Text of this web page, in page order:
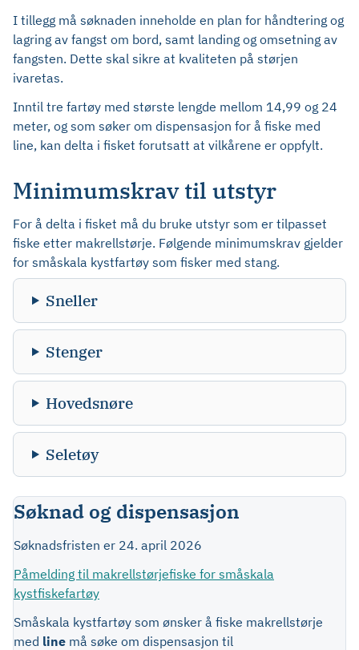
I tillegg må søknaden inneholde en plan for håndtering og
lagring av fangst om bord, samt landing og omsetning av
fangsten. Dette skal sikre at kvaliteten på størjen
ivaretas.
Inntil tre fartøy med største lengde mellom 14,99 og 24
meter, og som søker om dispensasjon for å fiske med
line, kan delta i fisket forutsatt at vilkårene er oppfylt.
Minimumskrav til utstyr
For å delta i fisket må du bruke utstyr som er tilpasset
fiske etter makrellstørje. Følgende minimumskrav gjelder
for småskala kystfartøy som fisker med stang.
Sneller
Stenger
Hovedsnøre
Seletøy
Søknad og dispensasjon
Søknadsfristen er 24. april 2026
Påmelding til makrellstørjefiske for småskala
kystfiskefartøy
Småskala kystfartøy som ønsker å fiske makrellstørje
med line må søke om dispensasjon til